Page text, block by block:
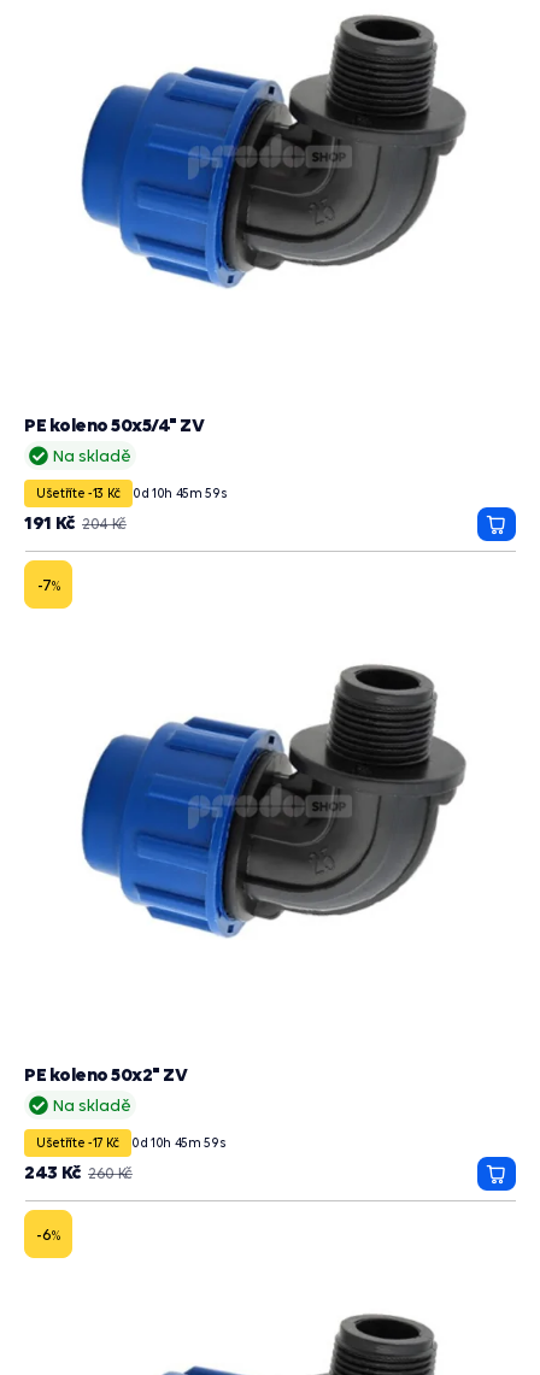
Na skladě
PE koleno 50x5/4" ZV
Ušetříte -13 Kč 0d 10h 45m 58s
204 Kč
191 Kč
do
-7%
Na skladě
PE koleno 50x2" ZV
Ušetříte -17 Kč 0d 10h 45m 58s
260 Kč
243 Kč
do
-6%